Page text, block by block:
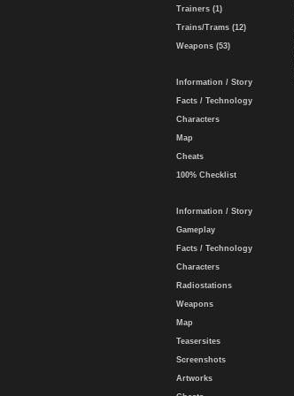
Trainers (1)
Trains/Trams (12)
Weapons (53)
Information / Story
Facts / Technology
Characters
Map
Cheats
100% Checklist
Information / Story
Gameplay
Facts / Technology
Characters
Radiostations
Weapons
Map
Teasersites
Screenshots
Artworks